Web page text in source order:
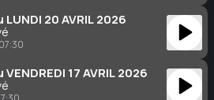
20 AVRIL 2026
17 AVRIL 2026